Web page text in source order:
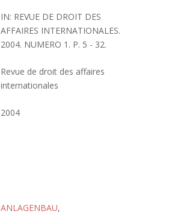
IN: REVUE DE DROIT DES
AFFAIRES INTERNATIONALES.
2004. NUMERO 1. P. 5 - 32.
Revue de droit des affaires
internationales
2004
ANLAGENBAU,